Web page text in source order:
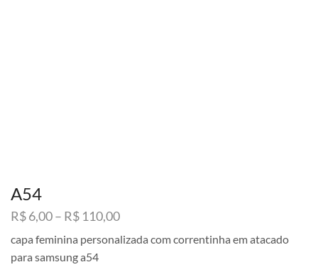
A54
R$6,00– R$ 110,00Faixa
preço:
capa feminina personalizada com correntinha em atacado
para samsung a54